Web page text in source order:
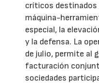
críticos destinados
máquina-
especial, la
y la defensa. La
de julio, permite al
facturación
sociedades